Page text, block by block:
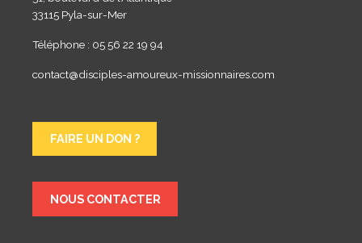
33115 Pyla-sur-Mer
Téléphone : 05 56 22 19 94
contact@disciples-amoureux-missionnaires.com
FAIRE UN DON ?
NOUS CONTACTER